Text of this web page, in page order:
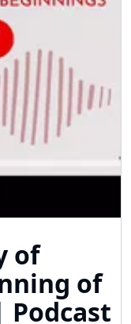
of
of